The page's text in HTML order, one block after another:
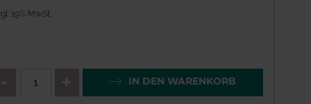
19% MwSt.
QTY_CONTROL_DECREASE
IN DEN WARENKORB